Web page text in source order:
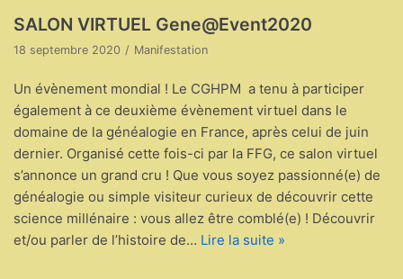
SALON VIRTUEL Gene@Event2020
18 septembre 2020 Manifestation
Un évènement mondial ! Le CGHPM a tenu à participer
également à ce deuxième évènement virtuel dans le
domaine de la généalogie en France, après celui de juin
dernier. Organisé cette fois-ci par la FFG, ce salon virtuel
s’annonce un grand cru ! Que vous soyez passionné(e) de
généalogie ou simple visiteur curieux de découvrir cette
science millénaire : vous allez être comblé(e) ! Découvrir
et/ou parler de l’histoire de… Lire la suite »